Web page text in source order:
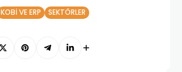
KOBİ VE ERP SEKTÖRLER